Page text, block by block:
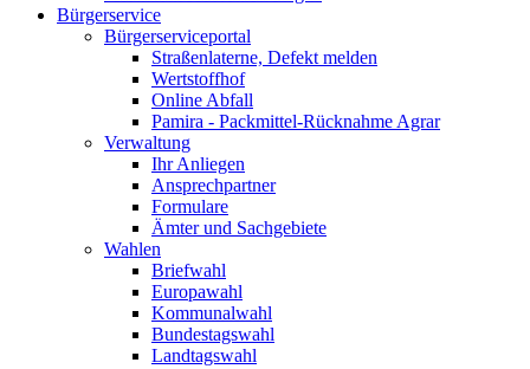
Bürgerservice
Bürgerserviceportal
Straßenlaterne, Defekt melden
Wertstoffhof
Online Abfall
Pamira - Packmittel-Rücknahme Agrar
Verwaltung
Ihr Anliegen
Ansprechpartner
Formulare
Ämter und Sachgebiete
Wahlen
Briefwahl
Europawahl
Kommunalwahl
Bundestagswahl
Landtagswahl